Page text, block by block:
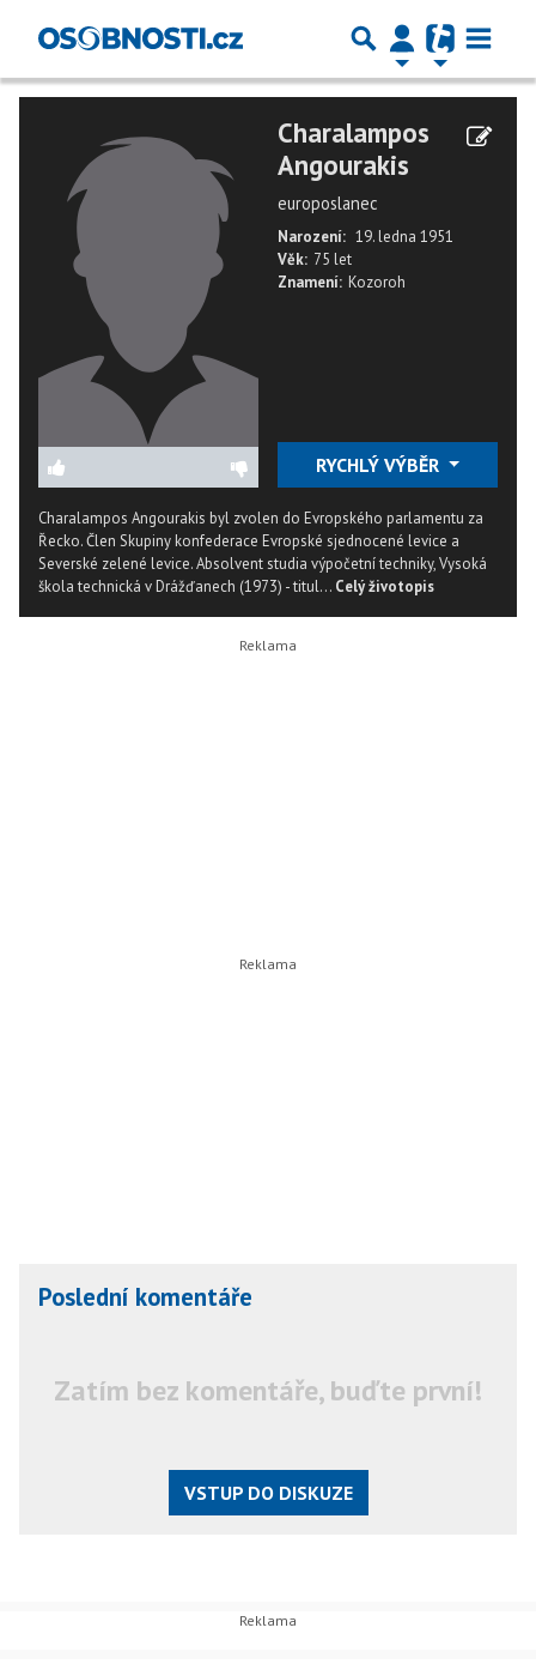
Charalampos
Angourakis
europoslanec
Narození: 19. ledna 1951
Věk: 75 let
Znamení: Kozoroh
RYCHLÝ VÝBĚR
Charalampos Angourakis byl zvolen do Evropského parlamentu za
Řecko. Člen Skupiny konfederace Evropské sjednocené levice a
Severské zelené levice. Absolvent studia výpočetní techniky, Vysoká
škola technická v Drážďanech (1973) - titul... Celý životopis
Poslední komentáře
Zatím bez komentáře, buďte první!
VSTUP DO DISKUZE